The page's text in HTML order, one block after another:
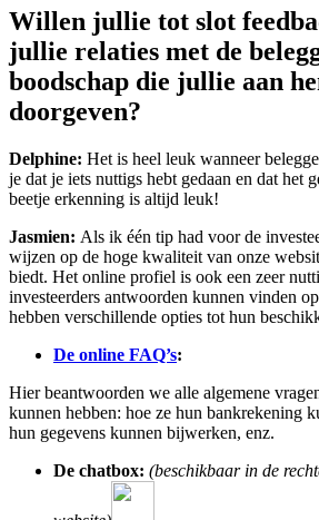
Willen jullie tot slot
jullie relaties met de
boodschap die jullie aan
doorgeven?
Delphine: Het is heel leuk wanneer
je dat je iets nuttigs hebt gedaan en dat het
beetje erkenning is altijd leuk!
Jasmien: Als ik één tip had voor de
wijzen op de hoge kwaliteit van onze
biedt. Het online profiel is ook een zeer
investeerders antwoorden kunnen vinden
hebben verschillende opties tot hun
De online FAQ’s:
Hier beantwoorden we alle algemene
kunnen hebben: hoe ze hun bankrekening
hun gegevens kunnen bijwerken, enz.
De chatbox: (beschikbaar in de